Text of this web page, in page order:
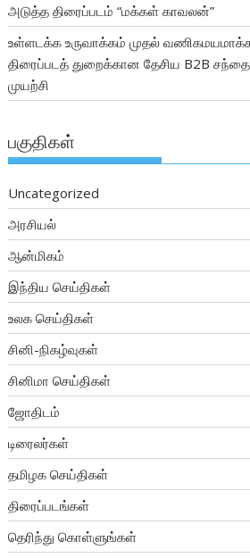
அடுத்த திரைப்படம் “மக்கள் காவலன்”
உள்ளடக்க உருவாக்கம் முதல்
திரைப்படத் துறைக்கான தேசிய B2B
முயற்சி
பகுதிகள்
Uncategorized
அரசியல்
ஆன்மிகம்
இந்திய செய்திகள்
உலக செய்திகள்
சினி-நிகழ்வுகள்
சினிமா செய்திகள்
ஜோதிடம்
டிரைலர்கள்
தமிழக செய்திகள்
திரைப்படங்கள்
தெரிந்து கொள்ளுங்கள்